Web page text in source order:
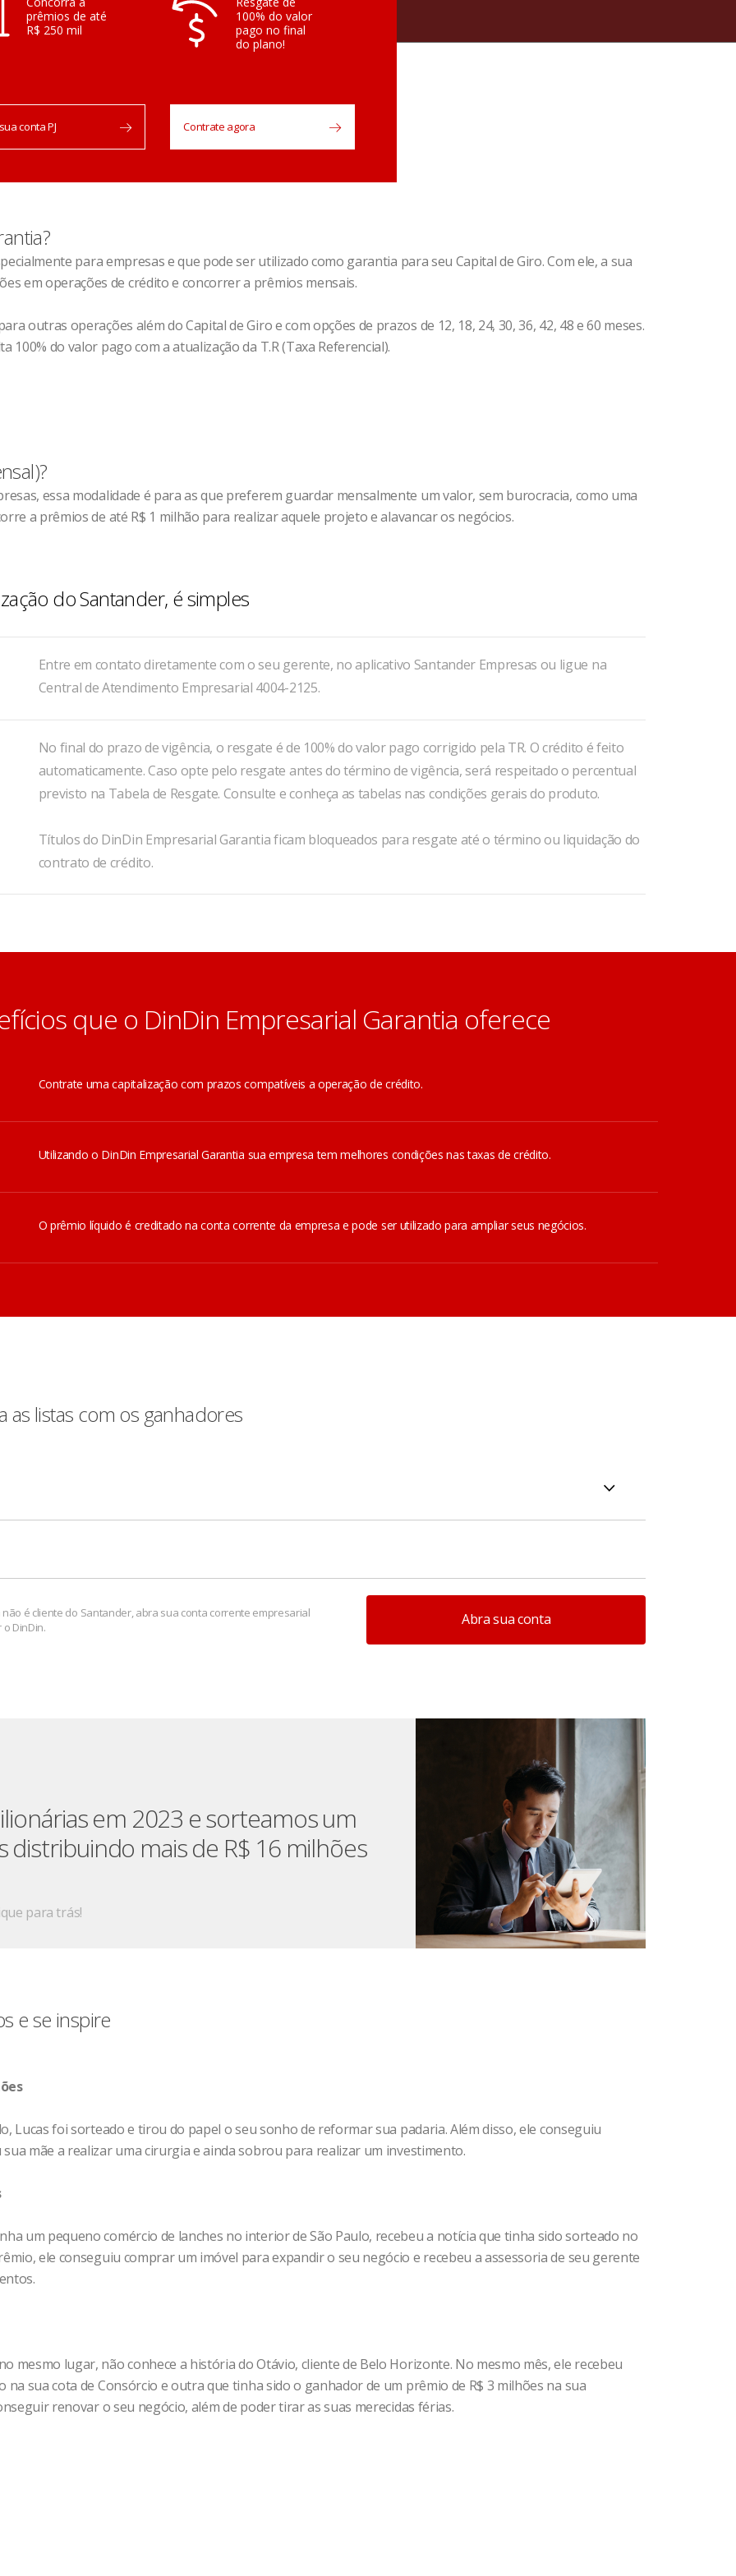
prêmios de até
R$ 250 mil
100% do valor
pago no final
do plano!
conta PJ Contrate agora
para empresas e que pode ser utilizado como garantia para seu Capital de Giro. Com ele, a sua
em operações de crédito e concorrer a prêmios mensais.
outras operações além do Capital de Giro e com opções de prazos de 12, 18, 24, 30, 36, 42, 48 e 60 meses.
do valor pago com a atualização da T.R (Taxa Referencial).
essa modalidade é para as que preferem guardar mensalmente um valor, sem burocracia, como uma
a prêmios de até R$ 1 milhão para realizar aquele projeto e alavancar os negócios.
do Santander, é simples
Entre em contato diretamente com o seu gerente, no aplicativo Santander Empresas ou ligue na
Central de Atendimento Empresarial 4004-2125.
No final do prazo de vigência, o resgate é de 100% do valor pago corrigido pela TR. O crédito é feito
automaticamente. Caso opte pelo resgate antes do término de vigência, será respeitado o percentual
previsto na Tabela de Resgate. Consulte e conheça as tabelas nas condições gerais do produto.
Títulos do DinDin Empresarial Garantia ficam bloqueados para resgate até o término ou liquidação do
contrato de crédito.
que o DinDin Empresarial Garantia oferece
Contrate uma capitalização com prazos compatíveis a operação de crédito.
Utilizando o DinDin Empresarial Garantia sua empresa tem melhores condições nas taxas de crédito.
O prêmio líquido é creditado na conta corrente da empresa e pode ser utilizado para ampliar seus negócios.
listas com os ganhadores
não é cliente do Santander, abra sua conta corrente empresarial
DinDin.
Abra sua conta
em 2023 e sorteamos um
mais de R$ 16 milhões
para trás!
e se inspire
Lucas foi sorteado e tirou do papel o seu sonho de reformar sua padaria. Além disso, ele conseguiu
mãe a realizar uma cirurgia e ainda sobrou para realizar um investimento.
um pequeno comércio de lanches no interior de São Paulo, recebeu a notícia que tinha sido sorteado no
ele conseguiu comprar um imóvel para expandir o seu negócio e recebeu a assessoria de seu gerente
mesmo lugar, não conhece a história do Otávio, cliente de Belo Horizonte. No mesmo mês, ele recebeu
sua cota de Consórcio e outra que tinha sido o ganhador de um prêmio de R$ 3 milhões na sua
renovar o seu negócio, além de poder tirar as suas merecidas férias.